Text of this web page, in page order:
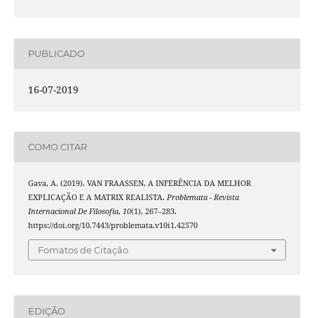
PUBLICADO
16-07-2019
COMO CITAR
Gava, A. (2019). VAN FRAASSEN, A INFERÊNCIA DA MELHOR
EXPLICAÇÃO E A MATRIX REALISTA. Problemata - Revista
Internacional De Filosofia, 10(1), 267–283.
https://doi.org/10.7443/problemata.v10i1.42570
Fomatos de Citação
EDIÇÃO